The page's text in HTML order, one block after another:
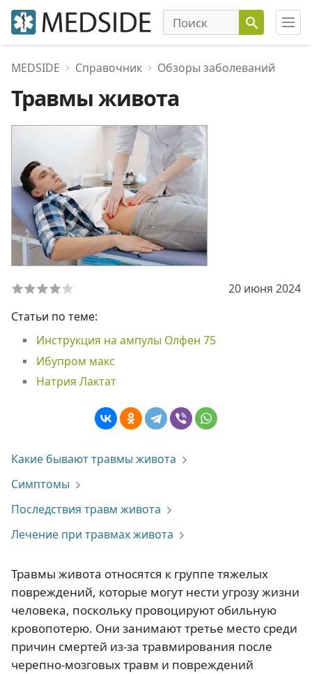
MEDSIDE Справочник Обзоры заболеваний
Травмы живота
20 июня 2024
Статьи по теме:
Инструкция на ампулы Олфен 75
Ибупром макс
Натрия Лактат
Какие бывают травмы живота
Симптомы
Последствия травм живота
Лечение при травмах живота
Травмы живота относятся к группе тяжелых
повреждений, которые могут нести угрозу жизни
человека, поскольку провоцируют обильную
кровопотерю. Они занимают третье место среди
причин смертей из-за травмирования после
черепно-мозговых травм и повреждений